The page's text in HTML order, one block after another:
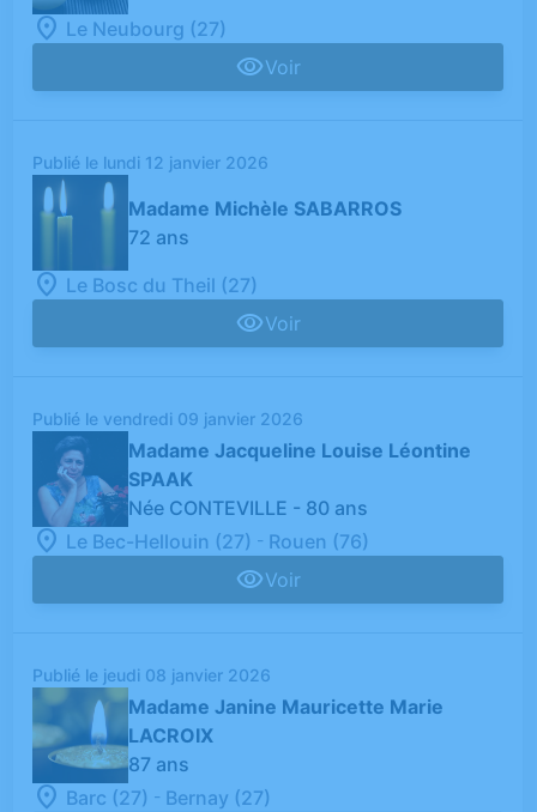
Le Neubourg (27)
Voir
Publié le lundi 12 janvier 2026
Madame Michèle SABARROS
72 ans
Le Bosc du Theil (27)
Voir
Publié le vendredi 09 janvier 2026
Madame Jacqueline Louise Léontine
SPAAK
Née CONTEVILLE - 80 ans
Le Bec-Hellouin (27) - Rouen (76)
Voir
Publié le jeudi 08 janvier 2026
Madame Janine Mauricette Marie
LACROIX
87 ans
Barc (27) - Bernay (27)